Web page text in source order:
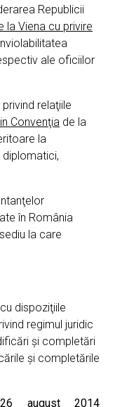
Republicii
la Viena cu privire
ale oficiilor
privind relaţiile
Convenţia de la
la
în România
la care
dispoziţiile
regimul juridic
şi completări
şi completările
august 2014